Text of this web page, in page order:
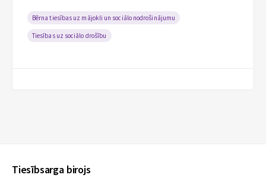
Bērna tiesības uz mājokli un sociālo nodrošinājumu
Tiesības uz sociālo drošību
Tiesībsarga birojs